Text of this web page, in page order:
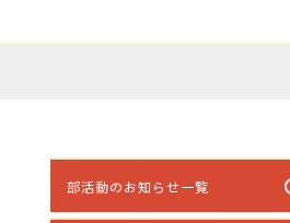
部活動のお知らせ一覧